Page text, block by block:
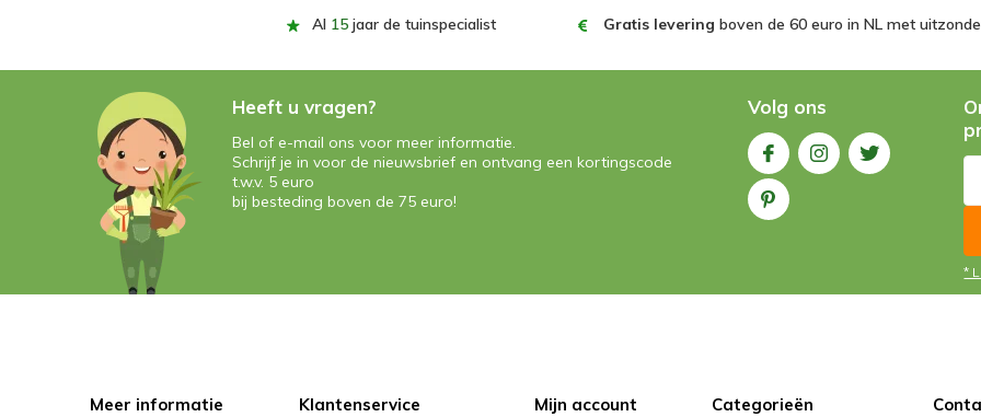
Werkt
Werkt
Al 15 jaar de tuinspecialist Gratis levering boven de 60 euro in NL met
Heeft u vragen?
Bel of e-mail ons voor meer informatie.
Schrijf je in voor de nieuwsbrief en ontvang een kortingscode
t.w.v. 5 euro
bij besteding boven de 75 euro!
Volg ons
*
Meer informatie Klantenservice Mijn account Categorieën